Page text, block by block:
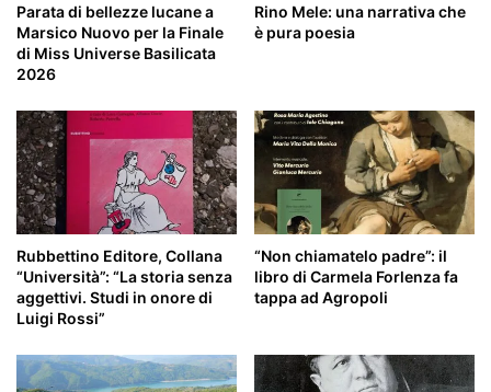
Parata di bellezze lucane a
Marsico Nuovo per la Finale
di Miss Universe Basilicata
2026
Rino Mele: una narrativa che
è pura poesia
Rubbettino Editore, Collana
“Università”: “La storia senza
aggettivi. Studi in onore di
Luigi Rossi”
“Non chiamatelo padre”: il
libro di Carmela Forlenza fa
tappa ad Agropoli